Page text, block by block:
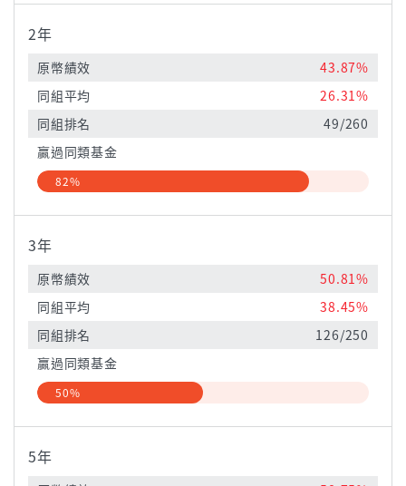
2年
原幣績效
43.87%
同組平均
26.31%
同組排名
49/260
贏過同類基金
82%
3年
原幣績效
50.81%
同組平均
38.45%
同組排名
126/250
贏過同類基金
50%
5年